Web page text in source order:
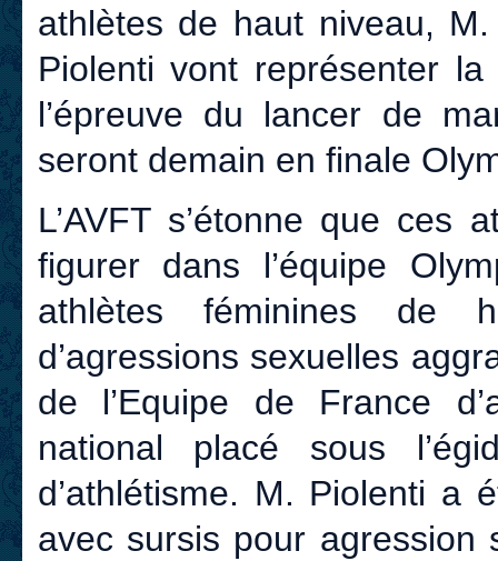
athlètes de haut niveau,
Piolenti vont représenter
l’épreuve du lancer de
seront demain en finale
L’AVFT s’étonne que ces
figurer dans l’équipe
athlètes féminines de
d’agressions sexuelles
de l’Equipe de France
national placé sous
d’athlétisme. M. Piolenti a
avec sursis pour agression